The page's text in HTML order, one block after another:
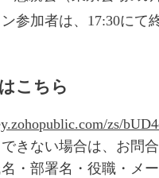
参加者は、17:30にて
こちら
zs/
きない場合は、お問
・部署名・役職・メ